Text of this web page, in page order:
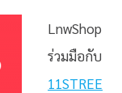
LnwShop
ร่วมมือกับ
11STREE